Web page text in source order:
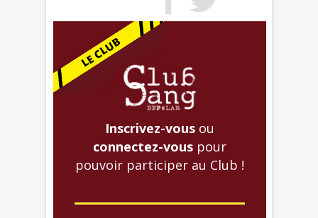
Inscrivez-vous ou
connectez-vous pour
pouvoir participer au Club !